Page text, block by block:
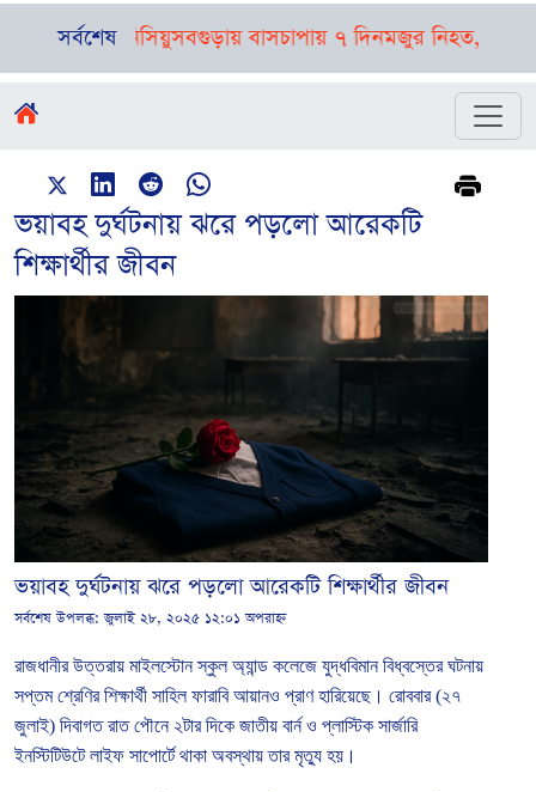
সর্বশেষ
ভিনিসিয়ুসবগুড়ায় বাসচাপায় ৭ দিনমজুর নিহত, আহত ১৫
ভয়াবহ দুর্ঘটনায় ঝরে পড়লো আরেকটি
শিক্ষার্থীর জীবন
ভয়াবহ দুর্ঘটনায় ঝরে পড়লো আরেকটি শিক্ষার্থীর জীবন
সর্বশেষ উপলব্ধ:জুলাই ২৮, ২০২৫ ১২:০১ অপরাহ্ন
রাজধানীর উত্তরায় মাইলস্টোন স্কুল অ্যান্ড কলেজে যুদ্ধবিমান বিধ্বস্তের ঘটনায়
সপ্তম শ্রেণির শিক্ষার্থী সাহিল ফারাবি আয়ানও প্রাণ হারিয়েছে। রোববার(২৭
জুলাই) দিবাগত রাত পৌনে ২টার দিকে জাতীয় বার্ন ও প্লাস্টিক সার্জারি
ইনস্টিটিউটে লাইফ সাপোর্টে থাকা অবস্থায় তার মৃত্যু হয়।